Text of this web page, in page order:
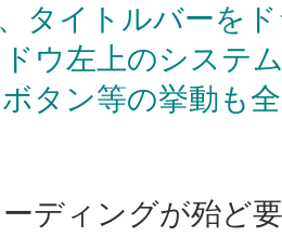
タイトルバーを
ウ左上のシステ
タン等の挙動も
ディングが殆ど